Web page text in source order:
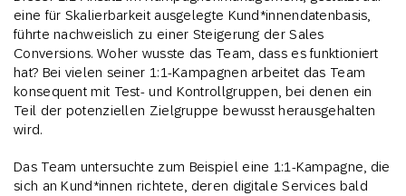
eine für Skalierbarkeit ausgelegte Kund*innendatenbasis,
führte nachweislich zu einer Steigerung der Sales
Conversions. Woher wusste das Team, dass es funktioniert
hat? Bei vielen seiner 1:1-Kampagnen arbeitet das Team
konsequent mit Test- und Kontrollgruppen, bei denen ein
Teil der potenziellen Zielgruppe bewusst herausgehalten
wird.
Das Team untersuchte zum Beispiel eine 1:1-Kampagne, die
sich an Kund*innen richtete, deren digitale Services bald